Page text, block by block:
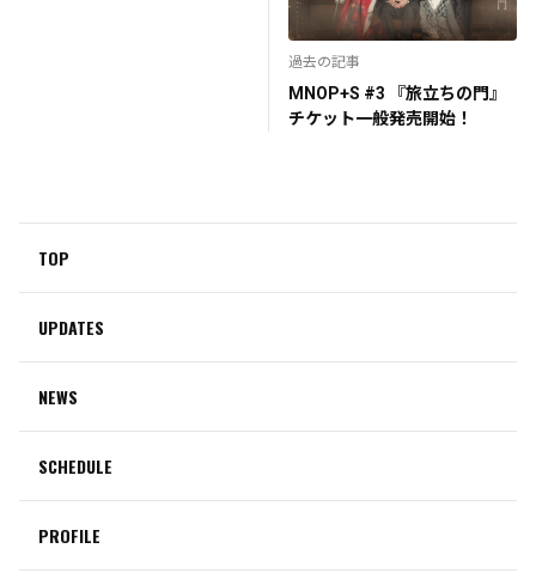
過去の記事
MNOP+S #3 『旅立ちの門』
チケット一般発売開始！
TOP
UPDATES
NEWS
SCHEDULE
PROFILE